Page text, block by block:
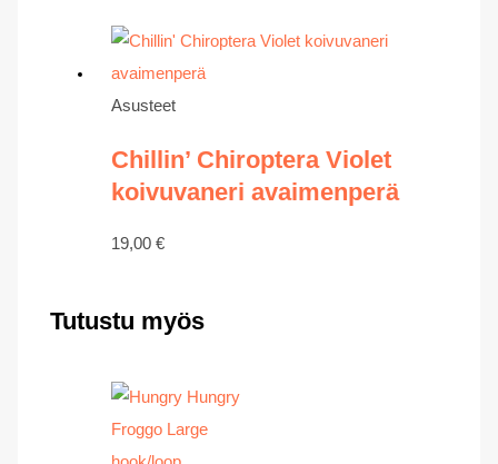
Asusteet
Chillin’ Chiroptera Violet
koivuvaneri avaimenperä
19,00 €
Tutustu myös